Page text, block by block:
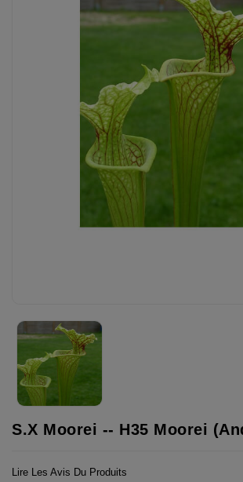
CEPHALOTUS
UTRICULARIA
DARLINGTONIA
CADEAUX
ET
ARTS
S.x Moorei -- H35 Moorei
Lire Les Avis Du Produits